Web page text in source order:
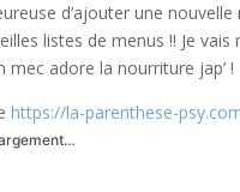
d’ajouter une nouvelle
listes de menus !! Je vais
mec adore la nourriture jap’ !
https://la-parenthese-